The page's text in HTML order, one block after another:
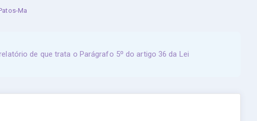
de que trata o Parágrafo 5º do artigo 36 da Lei